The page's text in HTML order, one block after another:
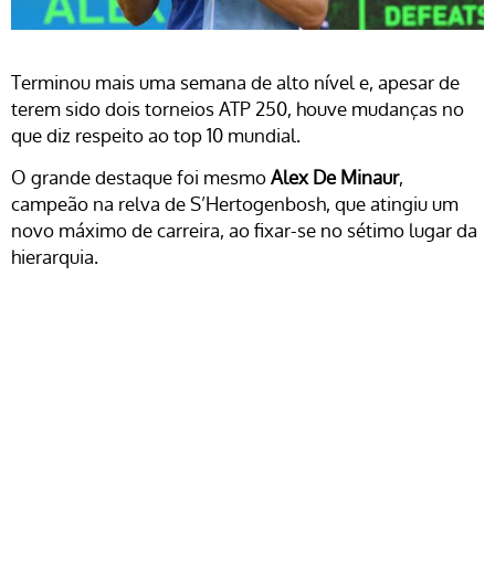
Terminou mais uma semana de alto nível e, apesar de
terem sido dois torneios ATP 250, houve mudanças no
que diz respeito ao top 10 mundial.
O grande destaque foi mesmoAlex De Minaur,
campeão na relva de S’Hertogenbosh, que atingiu um
novo máximo de carreira, ao fixar-se no sétimo lugar da
hierarquia.